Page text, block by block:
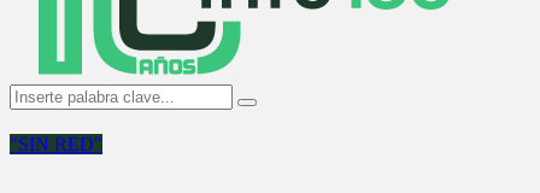
Search
for:
Search
"SIN RED"